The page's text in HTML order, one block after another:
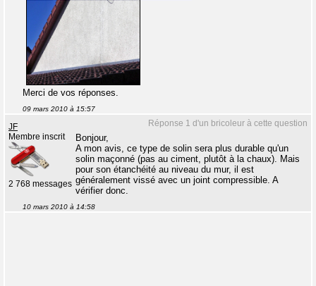
Merci de vos réponses.
09 mars 2010 à 15:57
Réponse 1 d'un bricoleur à cette question
JF
Membre inscrit
2 768 messages
Bonjour,
A mon avis, ce type de solin sera plus durable qu'un
solin maçonné (pas au ciment, plutôt à la chaux). Mais
pour son étanchéité au niveau du mur, il est
généralement vissé avec un joint compressible. A
vérifier donc.
10 mars 2010 à 14:58